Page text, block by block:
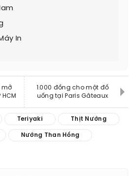
In
mở
1.000 đồng cho một đồ
uống tại Paris Gâteaux
Teriyaki Thịt Nướng
Nướng Than Hồng